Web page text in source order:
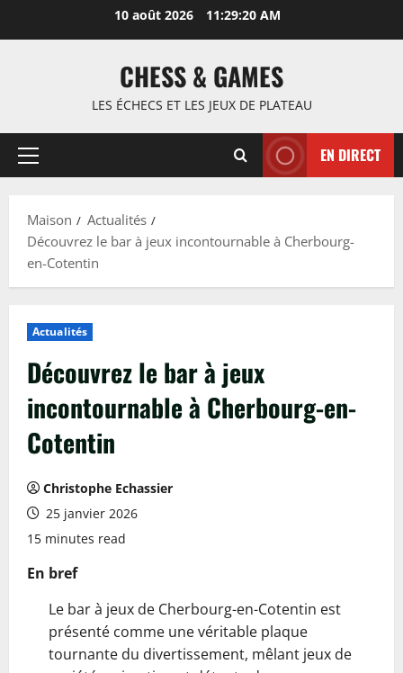
10 août 2026 11:29:21 AM
CHESS & GAMES
LES ÉCHECS ET LES JEUX DE PLATEAU
Menu
EN DIRECT
Maison
Actualités
Découvrez le bar à jeux incontournable à Cherbourg-
en-Cotentin
Actualités
Découvrez le bar à jeux
incontournable à Cherbourg-en-
Cotentin
Christophe Echassier
25 janvier 2026
15 minutes read
En bref
Le bar à jeux de Cherbourg-en-Cotentin est
présenté comme une véritable plaque
tournante du divertissement, mêlant jeux de